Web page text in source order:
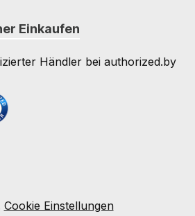
Einkaufen
Händler bei authorized.by
Cookie Einstellungen